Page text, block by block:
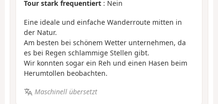
Tour stark frequentiert : Nein
Eine ideale und einfache Wanderroute mitten in
der Natur.
Am besten bei schönem Wetter unternehmen, da
es bei Regen schlammige Stellen gibt.
Wir konnten sogar ein Reh und einen Hasen beim
Herumtollen beobachten.
Maschinell übersetzt